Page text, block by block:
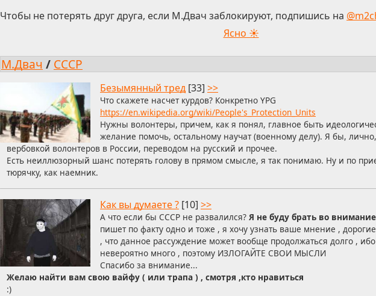
Чтобы не потерять друг друга, если М.Двач заблокируют, подпишись на
Ясно ☀
М.Двач / СССР
Безымянный тред [33] >>
Что скажете насчет курдов? Конкретно YPG
https://en.wikipedia.org/wiki/People's_Protection_Units
Нужны волонтеры, причем, как я понял, главное быть
желание помочь, остальному научат (военному делу). Я бы,
вербовкой волонтеров в России, переводом на русский и прочее.
Есть неиллюзорный шанс потерять голову в прямом смысле, я так понимаю. Ну и по
тюрячку, как наемник.
Как вы думаете ? [10] >>
А что если бы СССР не развалился? Я не буду брать во
пишет по факту одно и тоже , я хочу узнать ваше мнение ,
, что данное рассуждение может вообще продолжаться долго ,
невероятно много , поэтому ИЗЛОГАЙТЕ СВОИ МЫСЛИ
Спасибо за внимание...
Желаю найти вам свою вайфу ( или трапа ) , смотря ,кто нравиться
:)